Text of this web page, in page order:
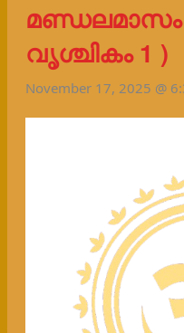
മണ്ഡലമാസം
വൃശ്ചികം 1 )
November 17, 2025 @